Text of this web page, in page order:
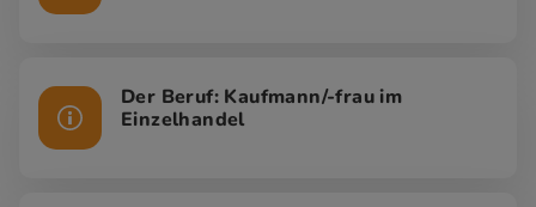
Der Beruf: Kaufmann/-frau im
Einzelhandel